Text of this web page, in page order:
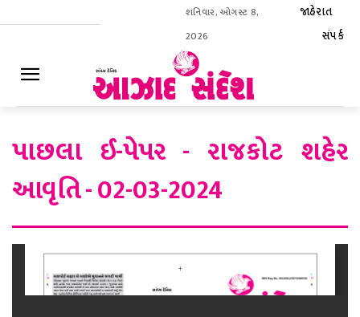
શનિવાર, ઓગસ્ટ 8,
2026
જાહેરાત
સંપર્ક
પાછલા ઈ-પેપર - રાજકોટ શહેર
આવૃતિ - 02-03-2024